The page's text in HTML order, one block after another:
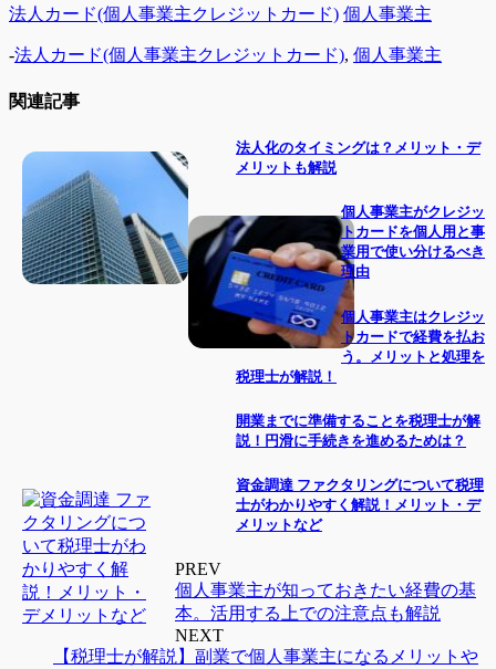
法人カード(個人事業主クレジットカード) 個人事業主
-法人カード(個人事業主クレジットカード), 個人事業主
関連記事
法人化のタイミングは？メリット・デ
メリットも解説
個人事業主がクレジッ
トカードを個人用と事
業用で使い分けるべき
理由
個人事業主はクレジッ
トカードで経費を払お
う。メリットと処理を
税理士が解説！
開業までに準備することを税理士が解
説！円滑に手続きを進めるためは？
資金調達 ファクタリングについて税理
士がわかりやすく解説！メリット・デ
メリットなど
PREV
個人事業主が知っておきたい経費の基
本。活用する上での注意点も解説
NEXT
【税理士が解説】副業で個人事業主になるメリットや